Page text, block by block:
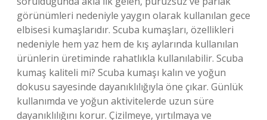
görünümleri nedeniyle yaygın olarak kullanılan gece
elbisesi kumaşlarıdır. Scuba kumaşları, özellikleri
nedeniyle hem yaz hem de kış aylarında kullanılan
ürünlerin üretiminde rahatlıkla kullanılabilir. Scuba
kumaş kaliteli mi? Scuba kumaşı kalın ve yoğun
dokusu sayesinde dayanıklılığıyla öne çıkar. Günlük
kullanımda ve yoğun aktivitelerde uzun süre
dayanıklılığını korur. Çizilmeye, yırtılmaya ve